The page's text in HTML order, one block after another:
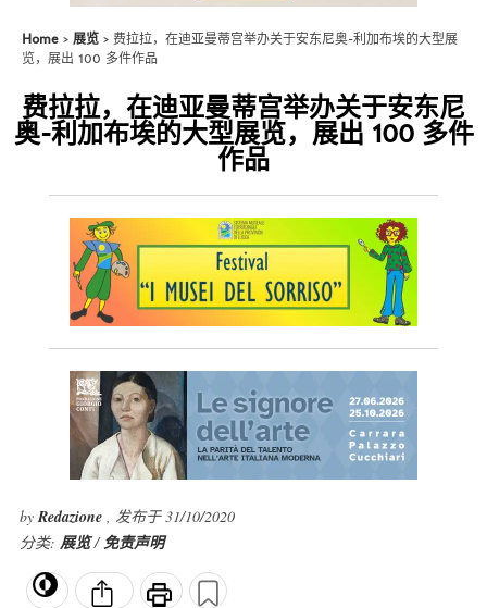
Home 展览
费拉拉，在迪亚曼蒂宫举办关于安东尼奥-利加布埃的大型展
览，展出 100 多件作品
费拉拉，在迪亚曼蒂宫举办关于安东尼
奥-利加布埃的大型展览，展出 100 多件
作品
byRedazione , 发布于 31/10/2020
分类: 展览/免责声明